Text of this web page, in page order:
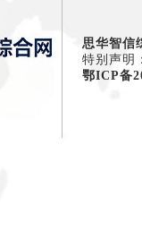
思华智信
特别声明
鄂ICP备